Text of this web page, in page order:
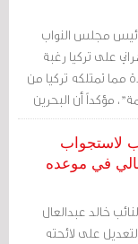
مجلس النواب
على تركيا رغبة
مما تمتلكه تركيا من
مؤكداً أن البحرين
اتفاقيات مع تركيا
وكالة "الأناضول"
لاستجواب
في موعده
خالد عبدالعال
على لائحته